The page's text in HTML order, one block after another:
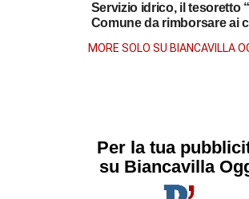
Servizio idrico, il tesoretto
Comune da rimborsare ai
MORE SOLO SU BIANCAVILLA
Per la tua
su Biancavilla